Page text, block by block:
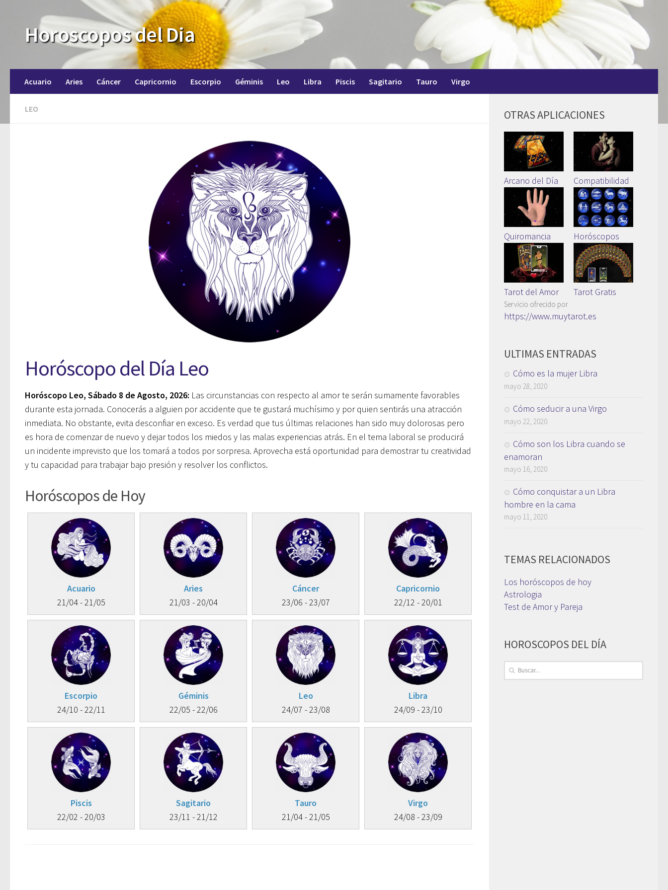
Horoscopos del Dia
Acuario Aries Cáncer Capricornio Escorpio Géminis Leo Libra Piscis Sagitario Tauro Virgo
LEO
Horóscopo del Día Leo
Horóscopo Leo, Sábado 8 de Agosto, 2026: Las circunstancias con respecto al amor te serán sumamente favorables
durante esta jornada. Conocerás a alguien por accidente que te gustará muchísimo y por quien sentirás una atracción
inmediata. No obstante, evita desconfiar en exceso. Es verdad que tus últimas relaciones han sido muy dolorosas pero
es hora de comenzar de nuevo y dejar todos los miedos y las malas experiencias atrás. En el tema laboral se producirá
un incidente imprevisto que los tomará a todos por sorpresa. Aprovecha está oportunidad para demostrar tu creatividad
y tu capacidad para trabajar bajo presión y resolver los conflictos.
Horóscopos de Hoy
Acuario
21/04 - 21/05
Aries
21/03 - 20/04
Cáncer
23/06 - 23/07
Capricornio
22/12 - 20/01
Escorpio
24/10 - 22/11
Géminis
22/05 - 22/06
Leo
24/07 - 23/08
Libra
24/09 - 23/10
Piscis
22/02 - 20/03
Sagitario
23/11 - 21/12
Tauro
21/04 - 21/05
Virgo
24/08 - 23/09
OTRAS APLICACIONES
Arcano del Día Compatibilidad
Quiromancia Horóscopos
Tarot del Amor Tarot Gratis
Servicio ofrecido por
https://www.muytarot.es
ULTIMAS ENTRADAS
Cómo es la mujer Libra
mayo 28, 2020
Cómo seducir a una Virgo
mayo 22, 2020
Cómo son los Libra cuando se
enamoran
mayo 16, 2020
Cómo conquistar a un Libra
hombre en la cama
mayo 11, 2020
TEMAS RELACIONADOS
Los horóscopos de hoy
Astrologia
Test de Amor y Pareja
HOROSCOPOS DEL DÍA